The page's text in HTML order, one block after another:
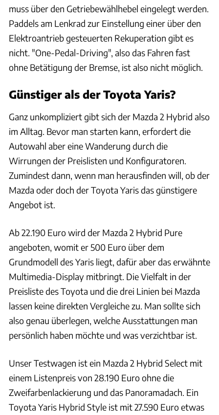
muss über den Getriebewählhebel eingelegt werden.
Paddels am Lenkrad zur Einstellung einer über den
Elektroantrieb gesteuerten Rekuperation gibt es
nicht. "One-Pedal-Driving", also das Fahren fast
ohne Betätigung der Bremse, ist also nicht möglich.
Günstiger als der Toyota Yaris?
Ganz unkompliziert gibt sich der Mazda 2 Hybrid also
im Alltag. Bevor man starten kann, erfordert die
Autowahl aber eine Wanderung durch die
Wirrungen der Preislisten und Konfiguratoren.
Zumindest dann, wenn man herausfinden will, ob der
Mazda oder doch der Toyota Yaris das günstigere
Angebot ist.
Ab 22.190 Euro wird der Mazda 2 Hybrid Pure
angeboten, womit er 500 Euro über dem
Grundmodell des Yaris liegt, dafür aber das erwähnte
Multimedia-Display mitbringt. Die Vielfalt in der
Preisliste des Toyota und die drei Linien bei Mazda
lassen keine direkten Vergleiche zu. Man sollte sich
also genau überlegen, welche Ausstattungen man
persönlich haben möchte und was verzichtbar ist.
Unser Testwagen ist ein Mazda 2 Hybrid Select mit
einem Listenpreis von 28.190 Euro ohne die
Zweifarbenlackierung und das Panoramadach. Ein
Toyota Yaris Hybrid Style ist mit 27.590 Euro etwas